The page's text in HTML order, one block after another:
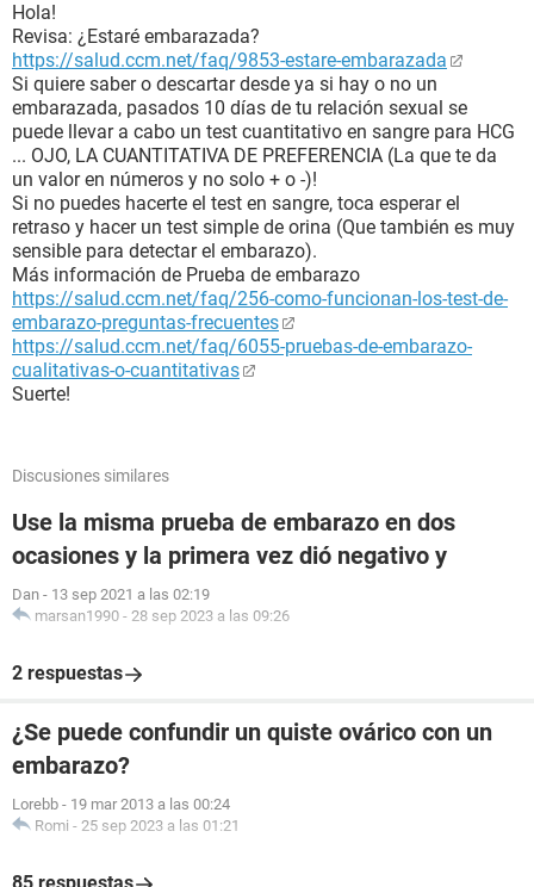
Hola!
Revisa: ¿Estaré embarazada?
https://salud.ccm.net/faq/9853-estare-embarazada
Si quiere saber o descartar desde ya si hay o no un
embarazada, pasados 10 días de tu relación sexual se
puede llevar a cabo un test cuantitativo en sangre para HCG
... OJO, LA CUANTITATIVA DE PREFERENCIA (La que te da
un valor en números y no solo + o -)!
Si no puedes hacerte el test en sangre, toca esperar el
retraso y hacer un test simple de orina (Que también es muy
sensible para detectar el embarazo).
Más información de Prueba de embarazo
https://salud.ccm.net/faq/256-como-funcionan-los-test-de-
embarazo-preguntas-frecuentes
https://salud.ccm.net/faq/6055-pruebas-de-embarazo-
cualitativas-o-cuantitativas
Suerte!
Discusiones similares
Use la misma prueba de embarazo en dos
ocasiones y la primera vez dió negativo y
Dan - 13 sep 2021 a las 02:19
marsan1990 - 28 sep 2023 a las 09:26
2 respuestas
¿Se puede confundir un quiste ovárico con un
embarazo?
Lorebb - 19 mar 2013 a las 00:24
Romi - 25 sep 2023 a las 01:21